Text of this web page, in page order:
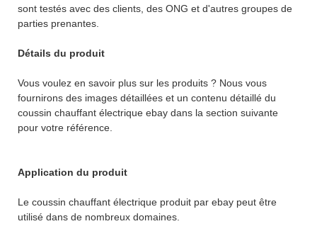
sont testés avec des clients, des ONG et d'autres groupes de
parties prenantes.
Détails du produit
Vous voulez en savoir plus sur les produits ? Nous vous
fournirons des images détaillées et un contenu détaillé du
coussin chauffant électrique ebay dans la section suivante
pour votre référence.
Application du produit
Le coussin chauffant électrique produit par ebay peut être
utilisé dans de nombreux domaines.